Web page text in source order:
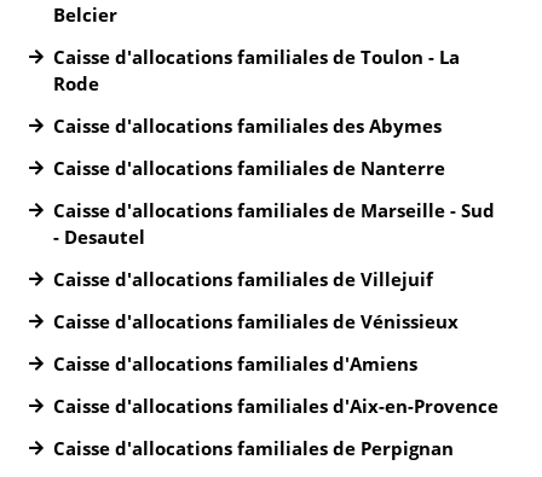
Belcier
Caisse d'allocations familiales de Toulon - La
Rode
Caisse d'allocations familiales des Abymes
Caisse d'allocations familiales de Nanterre
Caisse d'allocations familiales de Marseille - Sud
- Desautel
Caisse d'allocations familiales de Villejuif
Caisse d'allocations familiales de Vénissieux
Caisse d'allocations familiales d'Amiens
Caisse d'allocations familiales d'Aix-en-Provence
Caisse d'allocations familiales de Perpignan